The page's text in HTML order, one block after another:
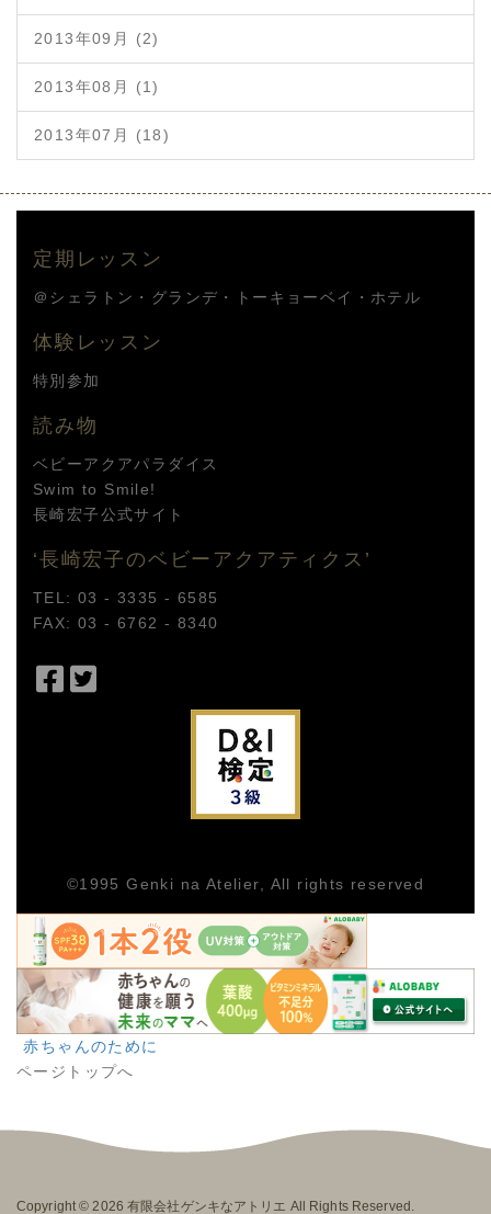
2013年09月 (2)
2013年08月 (1)
2013年07月 (18)
定期レッスン
＠シェラトン・グランデ・トーキョーベイ・ホテル
体験レッスン
特別参加
読み物
ベビーアクアパラダイス
Swim to Smile!
長崎宏子公式サイト
‘長崎宏子のベビーアクアティクス’
TEL: 03 - 3335 - 6585
FAX: 03 - 6762 - 8340
Facebook
©1995Genki na Atelier , All rights reserved
赤ちゃんのために
ページトップへ
Copyright © 2026有限会社ゲンキなアトリエ All Rights Reserved.